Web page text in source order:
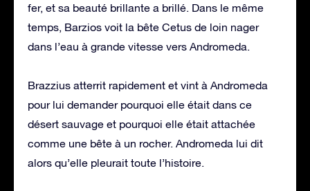
fer, et sa beauté brillante a brillé. Dans le même
temps, Barzios voit la bête Cetus de loin nager
dans l’eau à grande vitesse vers Andromeda.
Brazzius atterrit rapidement et vint à Andromeda
pour lui demander pourquoi elle était dans ce
désert sauvage et pourquoi elle était attachée
comme une bête à un rocher. Andromeda lui dit
alors qu’elle pleurait toute l’histoire.